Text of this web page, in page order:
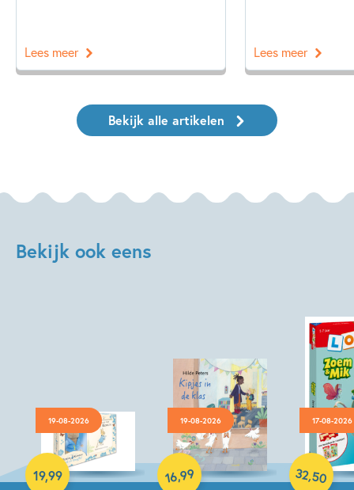
Lees meer Lees meer
Bekijk alle artikelen
Bekijk ook eens
19-08-2026
19,99
Hardcover
19-08-2026
16,99
Hardcover
17-08-2026
32,50
Paperback